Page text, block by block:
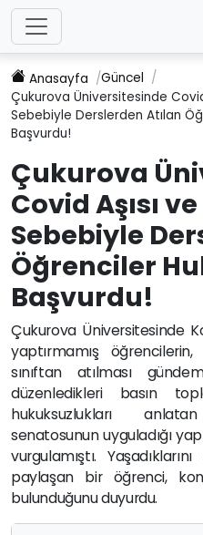
Anasayfa
Güncel
Çukurova Üniversitesinde Covid
Sebebiyle Derslerden Atılan
Başvurdu!
Çukurova
Covid Aşısı
Sebebiyle
Öğrenciler
Başvurdu!
Çukurova Üniversitesinde
yaptırmamış
sınıftan atılması
düzenledikleri basın
hukuksuzlukları
senatosunun uyguladığı
vurgulamıştı.
paylaşan bir öğrenci,
bulunduğunu duyurdu.